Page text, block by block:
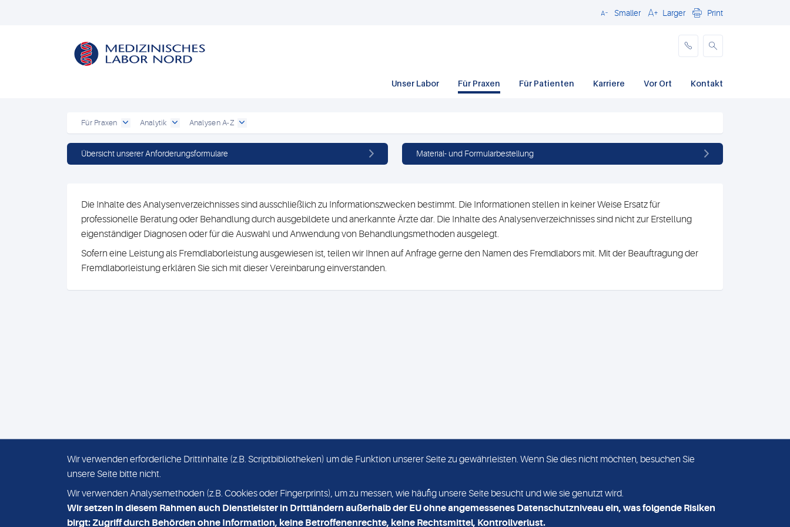
SchließenSmaller Larger Print
Unser Labor Für Praxen Für Patienten Karriere Vor Ort Kontakt
Für Praxen Analytik Analysen A-Z
Übersicht unserer Anforderungsformulare Material- und Formularbestellung
Die Inhalte des Analysenverzeichnisses sind ausschließlich zu Informationszwecken bestimmt. Die Informationen stellen in keiner Weise Ersatz für
professionelle Beratung oder Behandlung durch ausgebildete und anerkannte Ärzte dar. Die Inhalte des Analysenverzeichnisses sind nicht zur Erstellung
eigenständiger Diagnosen oder für die Auswahl und Anwendung von Behandlungsmethoden ausgelegt.
Sofern eine Leistung als Fremdlaborleistung ausgewiesen ist, teilen wir Ihnen auf Anfrage gerne den Namen des Fremdlabors mit. Mit der Beauftragung der
Fremdlaborleistung erklären Sie sich mit dieser Vereinbarung einverstanden.
IMPRESSUM
MVZ Medizinisches Labor
Nord MLN GmbH
Wir verwenden erforderliche Drittinhalte (z.B. Scriptbibliotheken) um die Funktion unserer Seite zu gewährleisten. Wenn Sie dies nicht möchten, besuchen Sie
unsere Seite bitte nicht.
Wir verwenden Analysemethoden (z.B. Cookies oder Fingerprints), um zu messen, wie häufig unsere Seite besucht und wie sie genutzt wird.
Wir setzen in diesem Rahmen auch Dienstleister in Drittländern außerhalb der EU ohne angemessenes Datenschutzniveau ein, was folgende Risiken
birgt: Zugriff durch Behörden ohne Information, keine Betroffenenrechte, keine Rechtsmittel, Kontrollverlust.